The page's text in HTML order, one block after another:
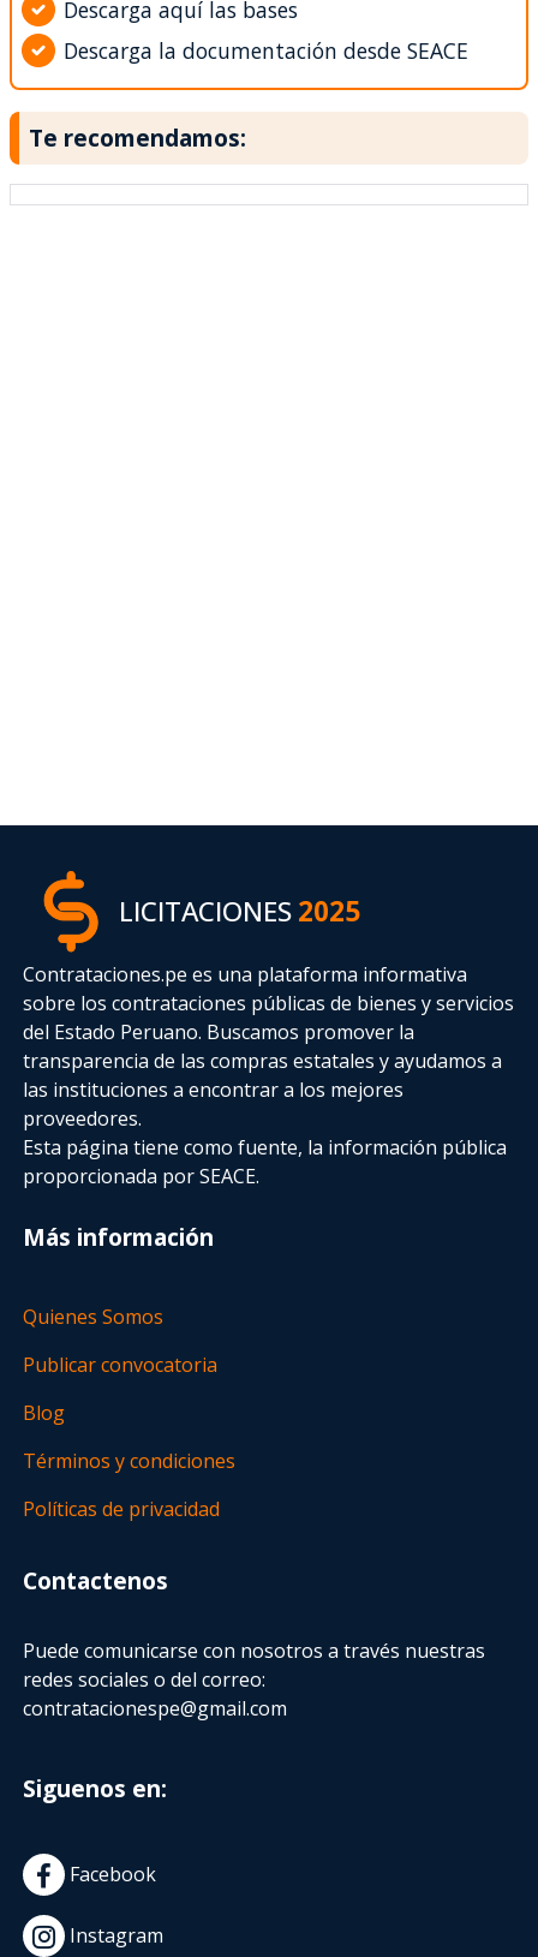
Descarga aquí las bases
Descarga la documentación desde SEACE
Te recomendamos:
LICITACIONES2025
Contrataciones.pe es una plataforma informativa
sobre los contrataciones públicas de bienes y servicios
del Estado Peruano. Buscamos promover la
transparencia de las compras estatalesy ayudamos a
las instituciones a encontrar a los mejores
proveedores.
Esta página tiene como fuente, la información pública
proporcionada por SEACE.
Más información
Quienes Somos
Publicar convocatoria
Blog
Términos y condiciones
Políticas de privacidad
Contactenos
Puede comunicarse con nosotros a través nuestras
redes sociales o del correo:
contratacionespe@gmail.com
Siguenos en:
Facebook
Instagram